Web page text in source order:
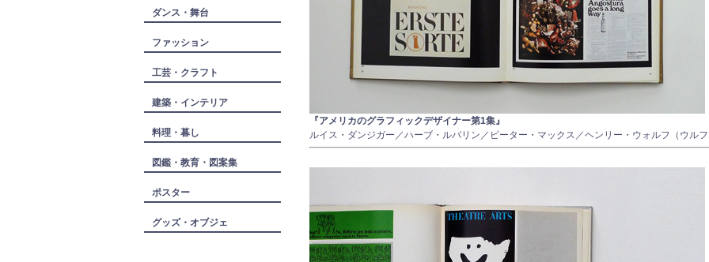
ダンス・舞台
ファッション
工芸・クラフト
建築・インテリア
料理・暮し
図鑑・教育・図案集
ポスター
グッズ・オブジェ
『アメリカのグラフィックデザイナー第1集』
ルイス・ダンジガー／ハーブ・ルバリン／ピーター・マックス／ヘンリー・ウォルフ（ウル